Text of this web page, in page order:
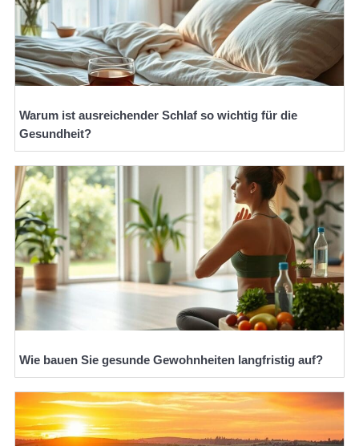
Warum ist ausreichender Schlaf so wichtig für die
Gesundheit?
Wie bauen Sie gesunde Gewohnheiten langfristig auf?